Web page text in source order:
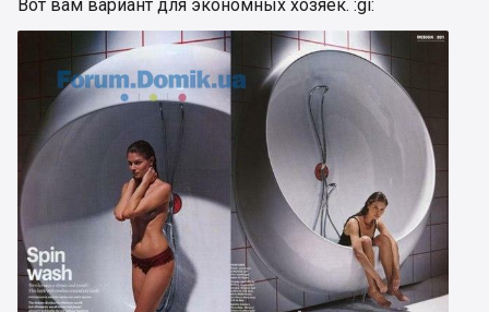
Вот вам вариант для экономных хозяек. :gi: